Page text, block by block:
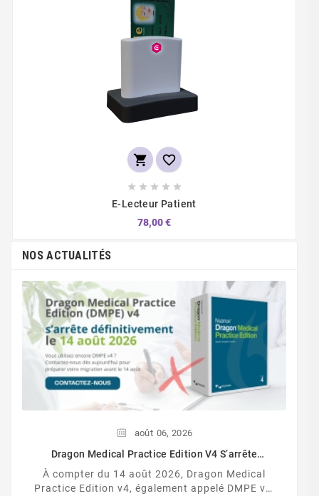
 
    
E-Lecteur Patient
78,00 €
NOS ACTUALITÉS
août 06, 2026
Dragon Medical Practice Edition V4 S’arrête
À compter du 14 août 2026, Dragon Medical
Practice Edition v4, également appelé DMPE v4,